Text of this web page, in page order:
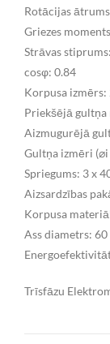
Rotācijas
Griezes
Strāvas
cosφ: 0.84
Korpusa izmērs:
Priekšējā gultņa
Aizmugurējā
Gultņa izmēri (⌀i
Spriegums: 3 x
Aizsardzības
Korpusa
Ass diametrs: 60
Trīsfāzu